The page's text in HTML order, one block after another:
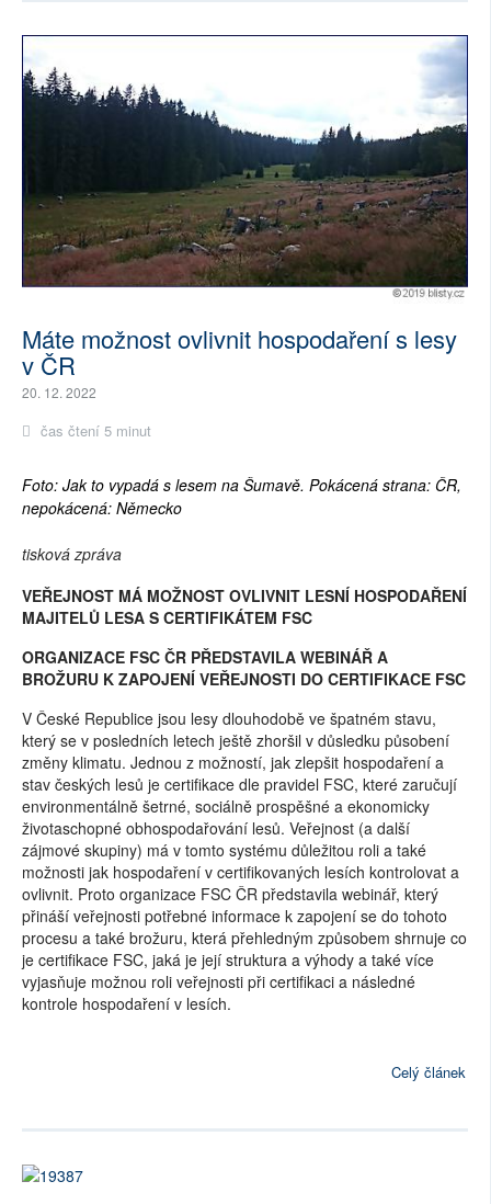
Máte možnost ovlivnit hospodaření s lesy
v ČR
20. 12. 2022
čas čtení 5 minut
Foto: Jak to vypadá s lesem na Šumavě. Pokácená strana: ČR,
nepokácená: Německo
tisková zpráva
VEŘEJNOST MÁ MOŽNOST OVLIVNIT LESNÍ HOSPODAŘENÍ
MAJITELŮ LESA S CERTIFIKÁTEM FSC
ORGANIZACE FSC ČR PŘEDSTAVILA WEBINÁŘ A
BROŽURU K ZAPOJENÍ VEŘEJNOSTI DO CERTIFIKACE FSC
V České Republice jsou lesy dlouhodobě ve špatném stavu,
který se v posledních letech ještě zhoršil v důsledku působení
změny klimatu. Jednou z možností, jak zlepšit hospodaření a
stav českých lesů je certifikace dle pravidel FSC, které zaručují
environmentálně šetrné, sociálně prospěšné a ekonomicky
životaschopné obhospodařování lesů. Veřejnost (a další
zájmové skupiny) má v tomto systému důležitou roli a také
možnosti jak hospodaření v certifikovaných lesích kontrolovat a
ovlivnit. Proto organizace FSC ČR představila webinář, který
přináší veřejnosti potřebné informace k zapojení se do tohoto
procesu a také brožuru, která přehledným způsobem shrnuje co
je certifikace FSC, jaká je její struktura a výhody a také více
vyjasňuje možnou roli veřejnosti při certifikaci a následné
kontrole hospodaření v lesích.
Celý článek